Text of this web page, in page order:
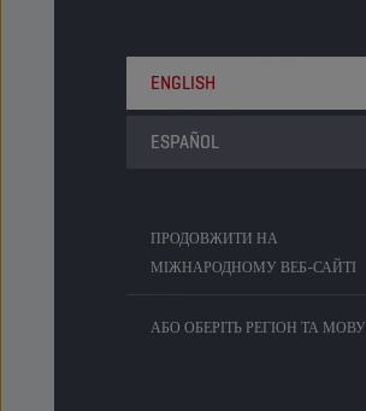
ENGLISH
ESPAÑOL
ПРОДОВЖИТИ НА
МІЖНАРОДНОМУ ВЕБ-САЙТІ
АБО ОБЕРІТЬ РЕГІОН ТА МОВУ
Код продукту1049055
5413048248436
Одиниць в упаковці
ЗВИЧАЙНИЙ